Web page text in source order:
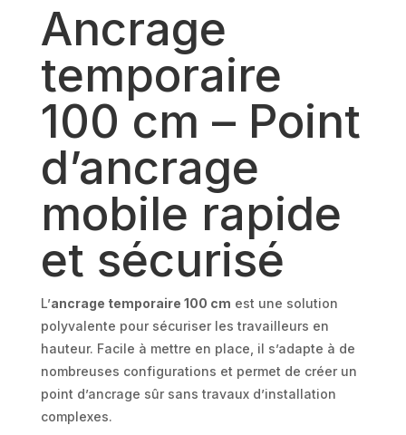
mobile
rapide
Ancrage
temporaire
100 cm – Point
d’ancrage
mobile rapide
et sécurisé
L’ancrage temporaire 100 cm est une solution
polyvalente pour sécuriser les travailleurs en
hauteur. Facile à mettre en place, il s’adapte à de
nombreuses configurations et permet de créer un
point d’ancrage sûr sans travaux d’installation
complexes.